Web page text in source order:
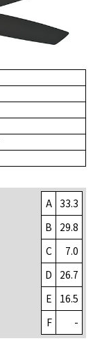
A 33.3
B
29.8
C
7.0
D
26.7
E
16.5
F
-